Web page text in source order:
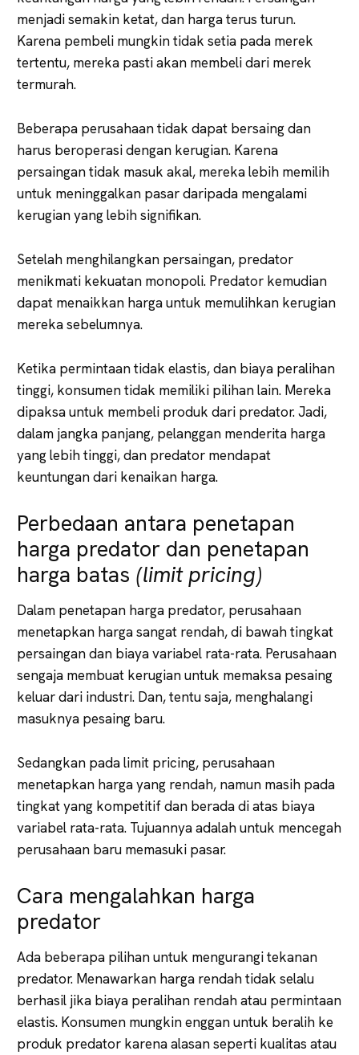
menjadi semakin ketat, dan harga terus turun.
Karena pembeli mungkin tidak setia pada merek
tertentu, mereka pasti akan membeli dari merek
termurah.
Beberapa perusahaan tidak dapat bersaing dan
harus beroperasi dengan kerugian. Karena
persaingan tidak masuk akal, mereka lebih memilih
untuk meninggalkan pasar daripada mengalami
kerugian yang lebih signifikan.
Setelah menghilangkan persaingan, predator
menikmati kekuatan monopoli. Predator kemudian
dapat menaikkan harga untuk memulihkan kerugian
mereka sebelumnya.
Ketika permintaan tidak elastis, dan biaya peralihan
tinggi, konsumen tidak memiliki pilihan lain. Mereka
dipaksa untuk membeli produk dari predator. Jadi,
dalam jangka panjang, pelanggan menderita harga
yang lebih tinggi, dan predator mendapat
keuntungan dari kenaikan harga.
Perbedaan antara penetapan
harga predator dan penetapan
harga batas (limit pricing)
Dalam penetapan harga predator, perusahaan
menetapkan harga sangat rendah, di bawah tingkat
persaingan dan biaya variabel rata-rata. Perusahaan
sengaja membuat kerugian untuk memaksa pesaing
keluar dari industri. Dan, tentu saja, menghalangi
masuknya pesaing baru.
Sedangkan pada limit pricing, perusahaan
menetapkan harga yang rendah, namun masih pada
tingkat yang kompetitif dan berada di atas biaya
variabel rata-rata. Tujuannya adalah untuk mencegah
perusahaan baru memasuki pasar.
Cara mengalahkan harga
predator
Ada beberapa pilihan untuk mengurangi tekanan
predator. Menawarkan harga rendah tidak selalu
berhasil jika biaya peralihan rendah atau permintaan
elastis. Konsumen mungkin enggan untuk beralih ke
produk predator karena alasan seperti kualitas atau